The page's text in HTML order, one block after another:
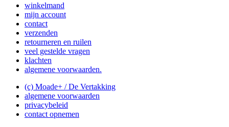
winkelmand
mijn account
contact
verzenden
retourneren en ruilen
veel gestelde vragen
klachten
algemene voorwaarden.
(c) Moade+ / De Vertakking
algemene voorwaarden
privacybeleid
contact opnemen